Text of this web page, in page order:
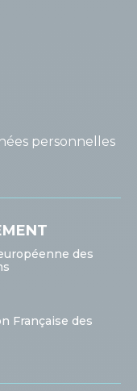
personnelles
des
Française des